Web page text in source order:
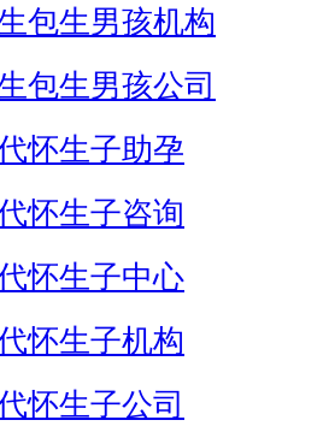
包生男孩机构
包生男孩公司
怀生子助孕
怀生子咨询
怀生子中心
怀生子机构
怀生子公司